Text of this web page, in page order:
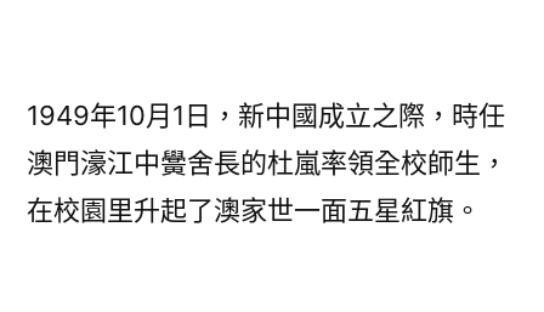
1949年10月1日，新中國成立之際，時任
澳門濠江中黌舍長的杜嵐率領全校師生，
在校園里升起了澳家世一面五星紅旗。